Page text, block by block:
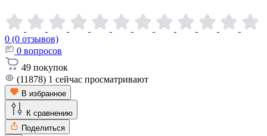
0 (0 отзывов)
0 вопросов
49 покупок
(11878) 1 сейчас просматривают
В избранное
К сравнению
Поделиться